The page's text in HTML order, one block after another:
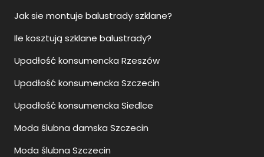
Jak sie montuje balustrady szklane?
Ile kosztują szklane balustrady?
Upadłość konsumencka Rzeszów
Upadłość konsumencka Szczecin
Upadłość konsumencka Siedlce
Moda ślubna damska Szczecin
Moda ślubna Szczecin